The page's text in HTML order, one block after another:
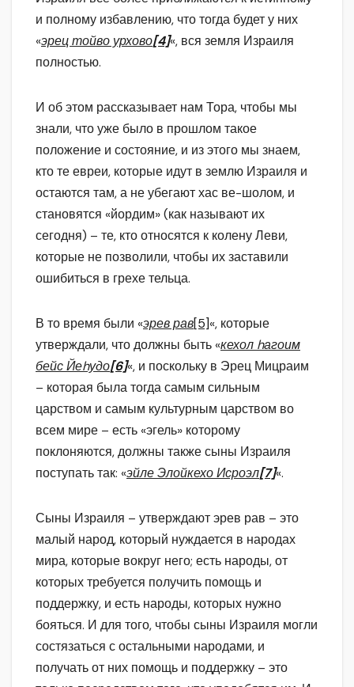
и полному избавлению, что тогда будет у них
«эрец тойво урхово[4]«, вся земля Израиля
полностью.
И об этом рассказывает нам Тора, чтобы мы
знали, что уже было в прошлом такое
положение и состояние, и из этого мы знаем,
кто те евреи, которые идут в землю Израиля и
остаются там, а не убегают хас ве-шолом, и
становятся «йордим» (как называют их
сегодня) – те, кто относятся к колену Леви,
которые не позволили, чтобы их заставили
ошибиться в грехе тельца.
В то время были «эрев рав[5]«, которые
утверждали, что должны быть «кехол hагоим
бейс Йеhудо[6]«, и поскольку в Эрец Мицраим
– которая была тогда самым сильным
царством и самым культурным царством во
всем мире – есть «эгель» которому
поклоняются, должны также сыны Израиля
поступать так: «эйле Элойкехо Исроэл[7]«.
Сыны Израиля – утверждают эрев рав – это
малый народ, который нуждается в народах
мира, которые вокруг него; есть народы, от
которых требуется получить помощь и
поддержку, и есть народы, которых нужно
бояться. И для того, чтобы сыны Израиля могли
состязаться с остальными народами, и
получать от них помощь и поддержку – это